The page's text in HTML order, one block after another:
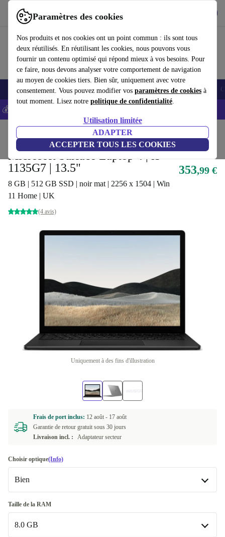
Paramètres des cookies
Nos produits et nos cookies ont un point commun : ils sont tous
deux réutilisés. En réutilisant les cookies, nous pouvons vous
fournir un contenu optimisé qui répond mieux à vos besoins. Pour
ce faire, nous devons analyser votre comportement de navigation
au moyen de cookies tiers. Bien sûr, uniquement avec votre
consentement. Vous pouvez modifier vos paramètres de cookies à
tout moment. Lisez notre politique de confidentialité.
Utilisation limitée
ADAPTER
ACCEPTER TOUS LES COOKIES
Utilisez refurbed rapidement et facilement
Smartphones Laptops Tablettes Montres connectées Accessoires
💰-5% EXTRA sur les iPhones – Code: IPHONEDEAL -
Ordinateurs portables Ordinateurs portables Microsoft
Microsoft Surface Laptop 4 | i5-
1135G7 | 13.5"
8 GB | 512 GB SSD | noir mat | 2256 x 1504 | Win
11 Home | UK
(4 avis)
353,99 €
Uniquement à des fins d'illustration
Frais de port inclus: 12 août - 17 août
Garantie de retour gratuit sous 30 jours
Livraison incl. :
Adaptateur secteur
Choisir optique(Info)
Bien
Bien
Très bien +25,00 €
Taille de la RAM
8.0 GB